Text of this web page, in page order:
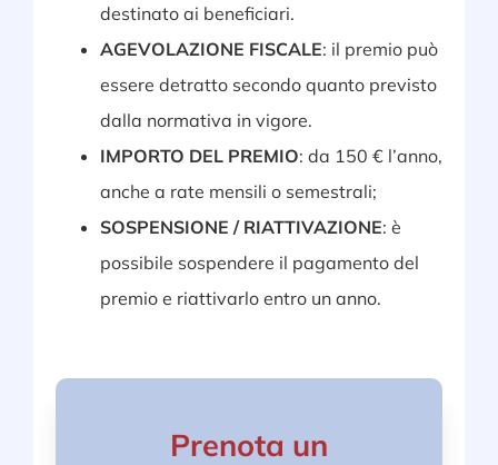
destinato ai beneficiari.
AGEVOLAZIONE FISCALE: il premio può
essere detratto secondo quanto previsto
dalla normativa in vigore.
IMPORTO DEL PREMIO: da 150 € l’anno,
anche a rate mensili o semestrali;
SOSPENSIONE / RIATTIVAZIONE: è
possibile sospendere il pagamento del
premio e riattivarlo entro un anno.
Prenota un